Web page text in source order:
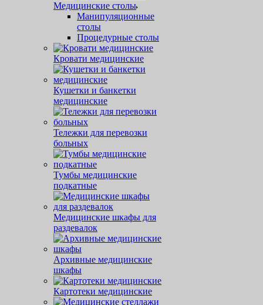
Медицинские столы
Манипуляционные
столы
Процедурные столы
Кровати медицинские
Кушетки и банкетки
медицинские
Тележки для перевозки
больных
Тумбы медицинские
подкатные
Медицинские шкафы для
раздевалок
Архивные медицинские
шкафы
Картотеки медицинские